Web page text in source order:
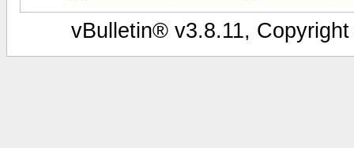
vBulletin® v3.8.11,